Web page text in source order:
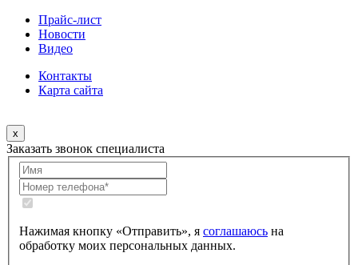
Прайс-лист
Новости
Видео
Контакты
Карта сайта
x
Заказать звонок специалиста
Нажимая кнопку «Отправить», я соглашаюсь на
обработку моих персональных данных.